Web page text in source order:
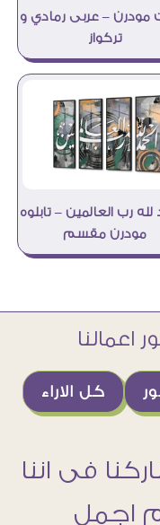
مودرن – عربى رمادي و
تركواز
لله رب العالمين – تابلوه
مودرن مقسم
اعمالنا
كل الاراء
بيت شاركنا فى اننا
اجمل